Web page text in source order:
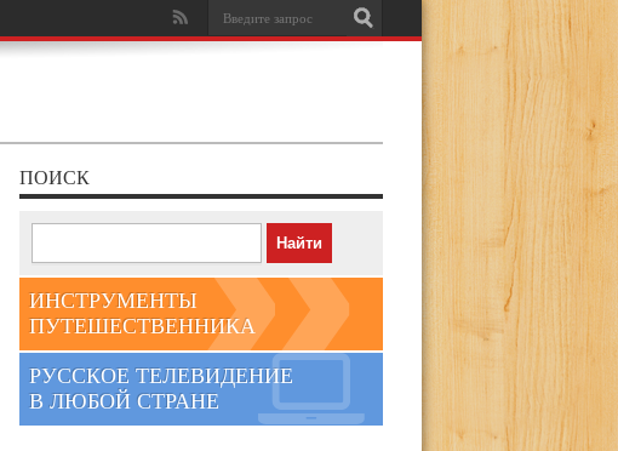
ПОИСК
ИНСТРУМЕНТЫ
ПУТЕШЕСТВЕННИКА
РУССКОЕ ТЕЛЕВИДЕНИЕ
В ЛЮБОЙ СТРАНЕ